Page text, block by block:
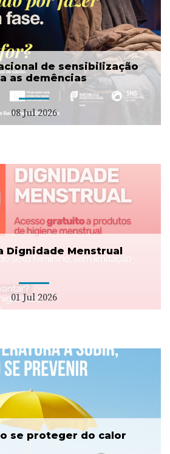
de sensibilização
as demências
08 Jul 2026
Dignidade Menstrual
01 Jul 2026
se proteger do calor